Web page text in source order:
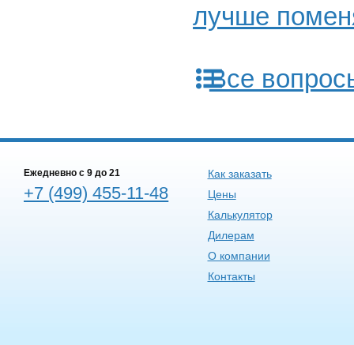
лучше
Все
Ежедневно c 9 до 21
+7 (499) 455-11-48
Как заказать
Цены
Калькулятор
Дилерам
О компании
Контакты